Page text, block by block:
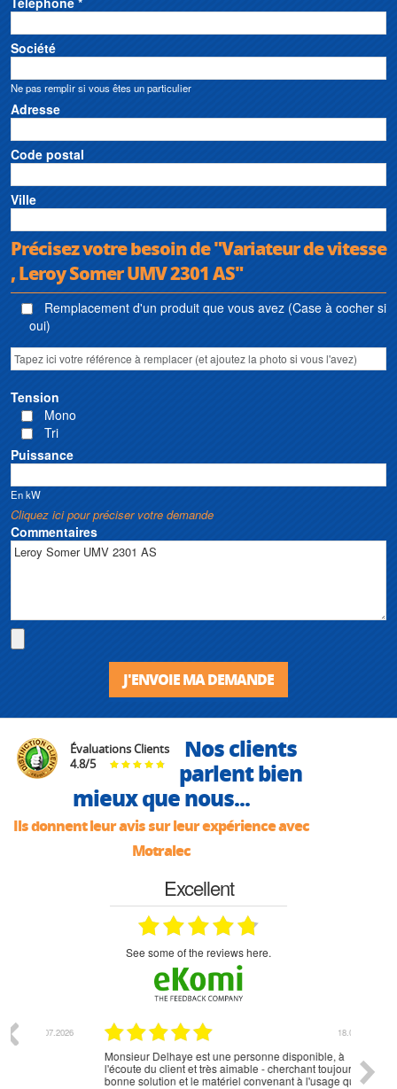
Société
Ne pas remplir si vous êtes un particulier
Adresse
Code postal
Ville
Précisez votre besoin de "Variateur de vitesse
, Leroy Somer UMV 2301 AS"
Remplacement d'un produit que vous avez (Case à cocher si
oui)
Tension
Mono
Tri
Puissance
En kW
Cliquez ici pour préciser votre demande
Commentaires
J'ENVOIE MA DEMANDE
Évaluations Clients
4.8/5
Nos clients
parlent bien
mieux que nous...
Ils donnent leur avis sur leur expérience avec
Motralec
Excellent
see some of the reviews here.
Monsieur Delhaye est une personne disponible, à
l'écoute du client et très aimable - cherchant toujours la
bonne solution et le matériel convenant à l'usage qui en